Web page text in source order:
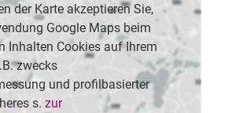
der Karte akzeptieren Sie,
Google Maps beim
Inhalten Cookies auf Ihrem
zwecks
und profilbasierter
s. zur